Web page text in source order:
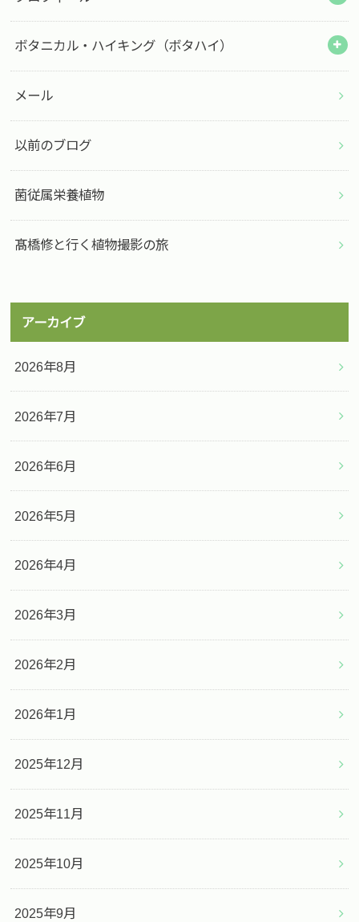
ボタニカル・ハイキング（ボタハイ）
メール
以前のブログ
菌従属栄養植物
髙橋修と行く植物撮影の旅
アーカイブ
2026年8月
2026年7月
2026年6月
2026年5月
2026年4月
2026年3月
2026年2月
2026年1月
2025年12月
2025年11月
2025年10月
2025年9月